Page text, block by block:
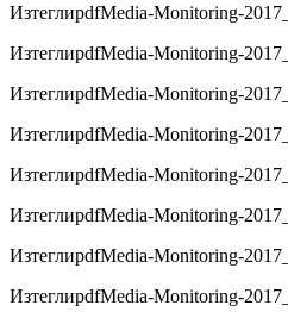
ИзтеглиpdfMedia-Monitoring-
ИзтеглиpdfMedia-Monitoring-
ИзтеглиpdfMedia-Monitoring-
ИзтеглиpdfMedia-Monitoring-
ИзтеглиpdfMedia-Monitoring-
ИзтеглиpdfMedia-Monitoring-
ИзтеглиpdfMedia-Monitoring-
ИзтеглиpdfMedia-Monitoring-